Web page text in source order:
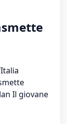
Il giovane